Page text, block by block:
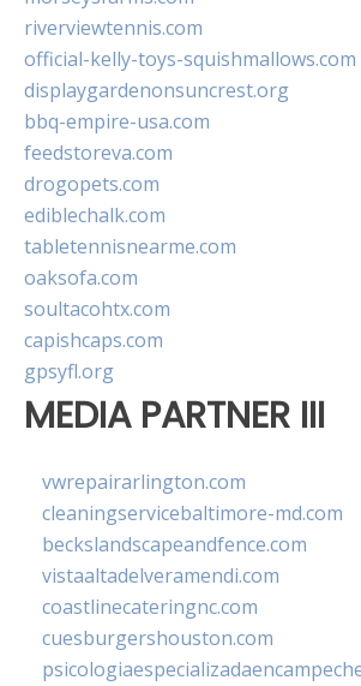
riverviewtennis.com
official-kelly-toys-squishmallows.com
displaygardenonsuncrest.org
bbq-empire-usa.com
feedstoreva.com
drogopets.com
ediblechalk.com
tabletennisnearme.com
oaksofa.com
soultacohtx.com
capishcaps.com
gpsyfl.org
MEDIA PARTNER III
vwrepairarlington.com
cleaningservicebaltimore-md.com
beckslandscapeandfence.com
vistaaltadelveramendi.com
coastlinecateringnc.com
cuesburgershouston.com